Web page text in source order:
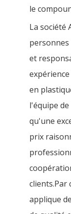
le
La société
et
en
l'équipe
qu'une
prix
clients.Par
applique